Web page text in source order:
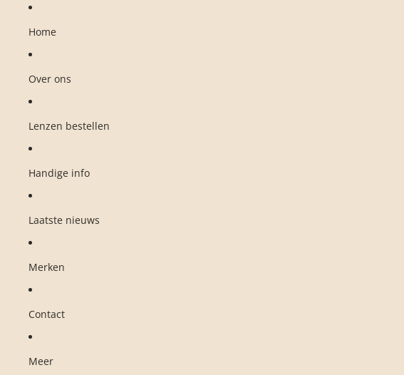
Home
Over ons
Lenzen bestellen
Handige info
Laatste nieuws
Merken
Contact
Meer